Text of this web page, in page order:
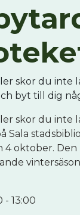
skor du inte
byt till dig
skor du inte
Sala
4 oktober.
- 13:00